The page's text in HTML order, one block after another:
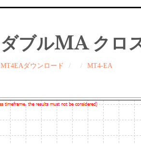
ダブルMA クロ
MT4EAダウンロード MT4-EA